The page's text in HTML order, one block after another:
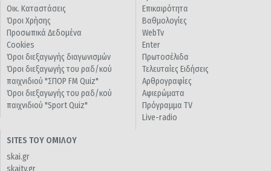
Οικ. Καταστάσεις
Όροι Χρήσης
Προσωπικά Δεδομένα
Cookies
Όροι διεξαγωγής διαγωνισμών
Όροι διεξαγωγής του ραδ/κού
παιχνιδιού "ΣΠΟΡ FM Quiz"
Όροι διεξαγωγής του ραδ/κού
παιχνιδιού "Sport Quiz"
Επικαιρότητα
Βαθμολογίες
WebTv
Enter
Πρωτοσέλιδα
Τελευταίες Ειδήσεις
Αρθρογραφίες
Αφιερώματα
Πρόγραμμα TV
Live-radio
SITES ΤΟΥ ΟΜΙΛΟΥ
skai.gr
skaitv.gr